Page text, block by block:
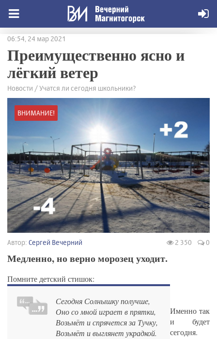
06:54, 24 мар 2021
Преимущественно ясно и
лёгкий ветер
Новости / Учатся ли сегодня школьники?
ВНИМАНИЕ!
Автор: Сергей Вечерний 2 350 0
Медленно, но верно морозец уходит.
Помните детский стишок:
Сегодня Солнышку получше,
Оно со мной играет в прятки,
Возьмёт и спрячется за Тучку,
Возьмёт и выглянет украдкой.
Именно так
и будет
сегодня.